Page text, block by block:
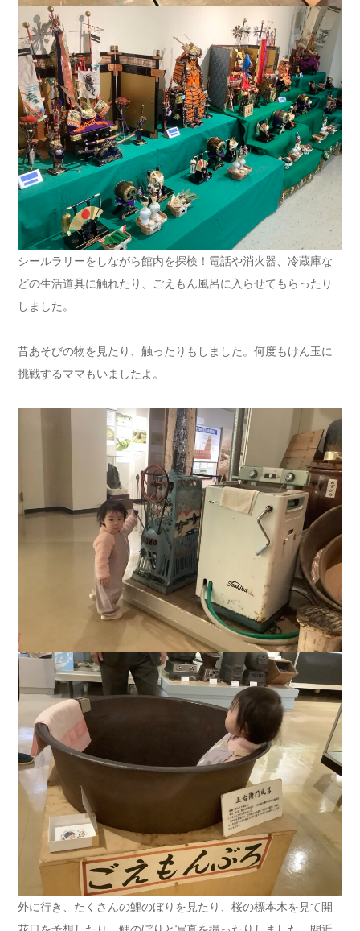
シールラリーをしながら館内を探検！電話や消火器、冷蔵庫な
どの生活道具に触れたり、ごえもん風呂に入らせてもらったり
しました。
昔あそびの物を見たり、触ったりもしました。何度もけん玉に
挑戦するママもいましたよ。
外に行き、たくさんの鯉のぼりを見たり、桜の標本木を見て開